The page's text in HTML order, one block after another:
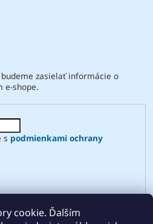
cookie. Ďalším
zasielať informácie o
e-shope.
s podmienkami ochrany